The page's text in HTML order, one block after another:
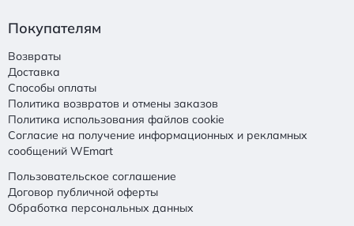
Покупателям
Возвраты
Доставка
Способы оплаты
Политика возвратов и отмены заказов
Политика использования файлов cookie
Согласие на получение информационных и рекламных
сообщений WEmart
Пользовательское соглашение
Договор публичной оферты
Обработка персональных данных